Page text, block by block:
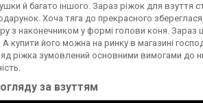
й багато іншого. Зараз ріжок для взуття
Хоча тяга до прекрасного
з наконечником у формі голови коня. Зараз
купити його можна на ринку в магазині
ріжка зумовлений основними вимогами до
за взуттям